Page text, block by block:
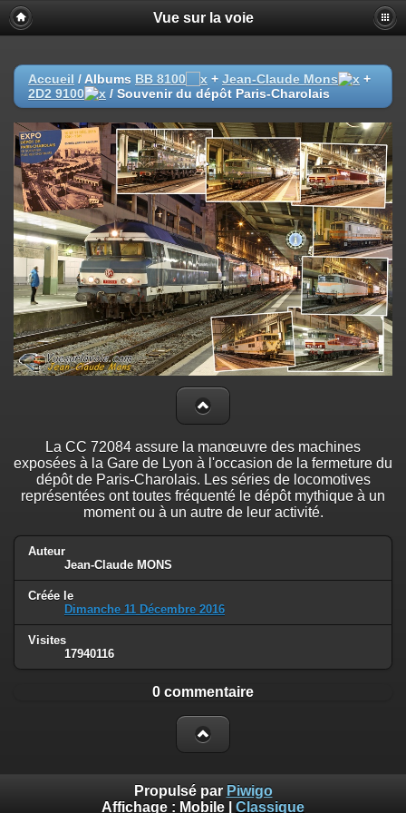
Vue sur la voie
Accueil / Albums BB 8100 + Jean-Claude Mons
+
2D2 9100
/ Souvenir du dépôt Paris-Charolais
La CC 72084 assure la manœuvre des machines
exposées à la Gare de Lyon à l'occasion de la fermeture du
dépôt de Paris-Charolais. Les séries de locomotives
représentées ont toutes fréquenté le dépôt mythique à un
moment ou à un autre de leur activité.
Auteur
Jean-Claude MONS
Créée le
Dimanche 11 Décembre 2016
Visites
17940116
0 commentaire
Propulsé par Piwigo
Affichage : Mobile Classique